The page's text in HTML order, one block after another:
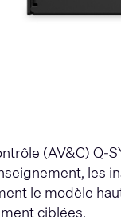
(AV&C) Q-
les
le modèle
ciblées.